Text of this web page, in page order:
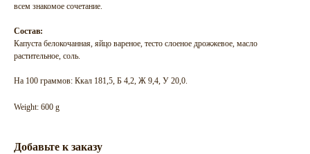
всем знакомое сочетание.
Состав:
Капуста белокочанная, яйцо вареное, тесто слоеное дрожжевое, масло
растительное, соль.
На 100 граммов: Ккал 181,5, Б 4,2, Ж 9,4, У 20,0.
Weight: 600 g
Добавьте к заказу